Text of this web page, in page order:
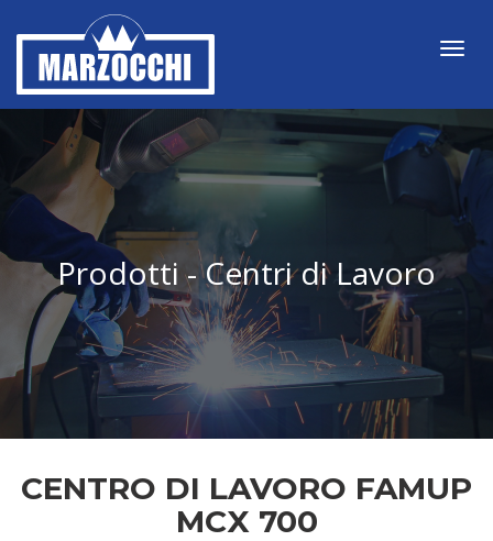
Prodotti - Centri di Lavoro
CENTRO DI LAVORO FAMUP
MCX 700